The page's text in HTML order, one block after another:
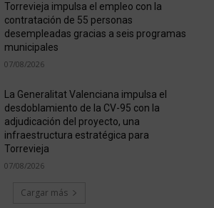
Torrevieja impulsa el empleo con la
contratación de 55 personas
desempleadas gracias a seis programas
municipales
07/08/2026
La Generalitat Valenciana impulsa el
desdoblamiento de la CV-95 con la
adjudicación del proyecto, una
infraestructura estratégica para
Torrevieja
07/08/2026
Cargar más